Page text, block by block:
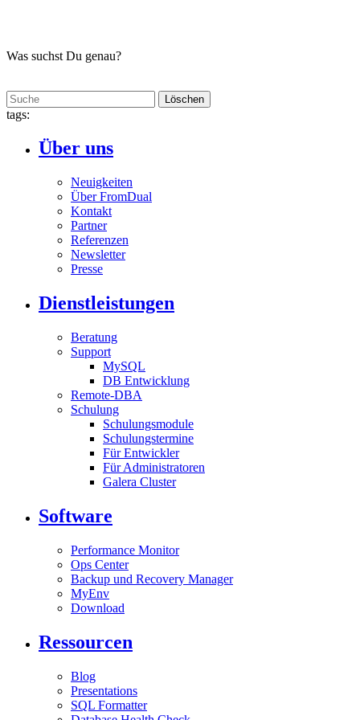
Was suchst Du genau?
Löschen
tags:
Über uns
Neuigkeiten
Über FromDual
Kontakt
Partner
Referenzen
Newsletter
Presse
Dienstleistungen
Beratung
Support
MySQL
DB Entwicklung
Remote-DBA
Schulung
Schulungsmodule
Schulungstermine
Für Entwickler
Für Administratoren
Galera Cluster
Software
Performance Monitor
Ops Center
Backup und Recovery Manager
MyEnv
Download
Ressourcen
Blog
Presentations
SQL Formatter